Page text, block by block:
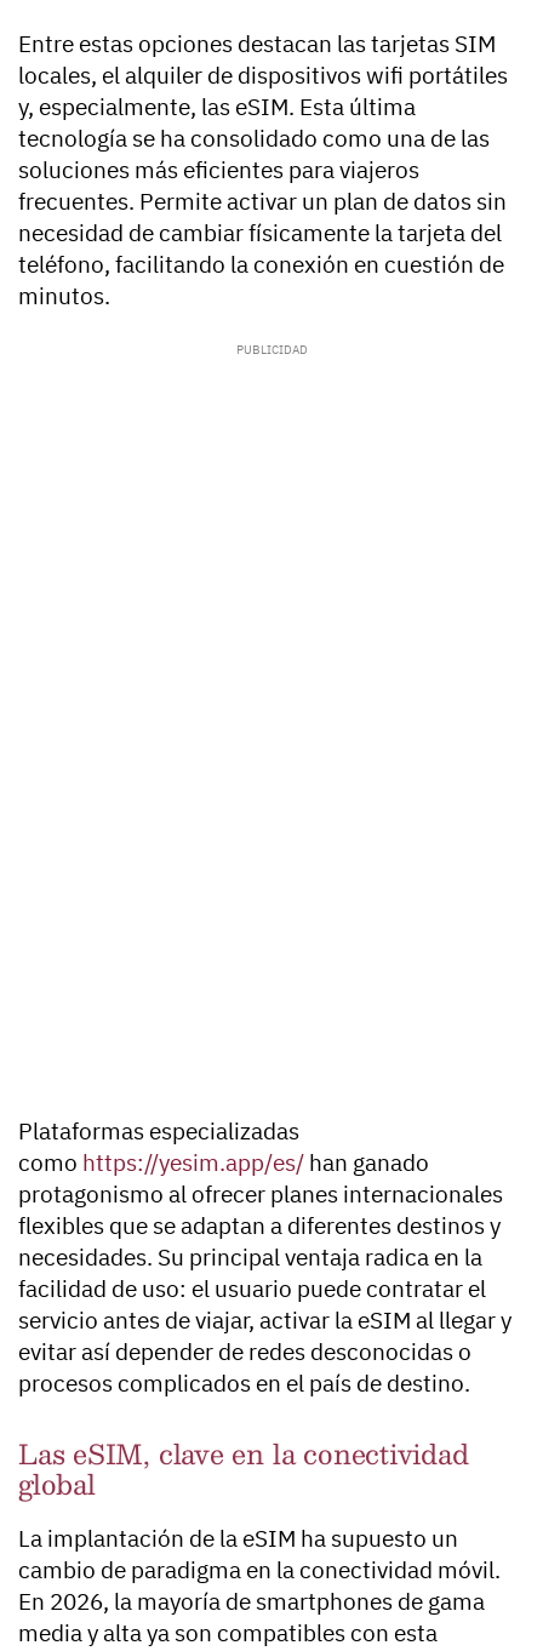
Entre estas opciones destacan las tarjetas SIM
locales, el alquiler de dispositivos wifi portátiles
y, especialmente, las eSIM. Esta última
tecnología se ha consolidado como una de las
soluciones más eficientes para viajeros
frecuentes. Permite activar un plan de datos sin
necesidad de cambiar físicamente la tarjeta del
teléfono, facilitando la conexión en cuestión de
minutos.
Plataformas especializadas
como https://yesim.app/es/ han ganado
protagonismo al ofrecer planes internacionales
flexibles que se adaptan a diferentes destinos y
necesidades. Su principal ventaja radica en la
facilidad de uso: el usuario puede contratar el
servicio antes de viajar, activar la eSIM al llegar y
evitar así depender de redes desconocidas o
procesos complicados en el país de destino.
Las eSIM, clave en la conectividad
global
La implantación de la eSIM ha supuesto un
cambio de paradigma en la conectividad móvil.
En 2026, la mayoría de smartphones de gama
media y alta ya son compatibles con esta